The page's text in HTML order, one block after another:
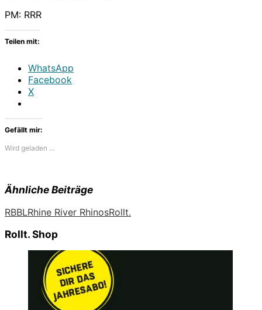
PM: RRR
Teilen mit:
WhatsApp
Facebook
X
Gefällt mir:
Wird geladen …
Ähnliche Beiträge
RBBLRhine River RhinosRollt.
Rollt. Shop